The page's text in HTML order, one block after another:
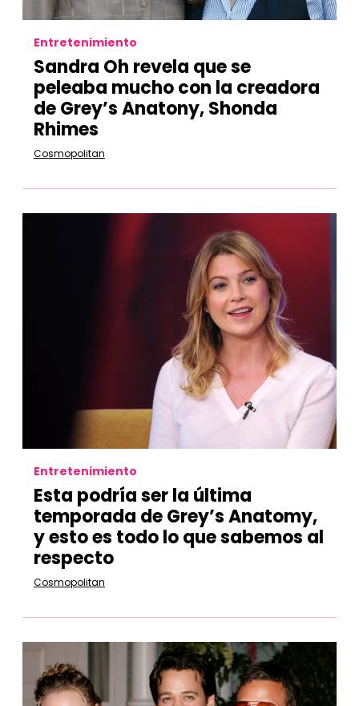
Entretenimiento
Sandra Oh revela que se
peleaba mucho con la creadora
de Grey’s Anatony, Shonda
Rhimes
Cosmopolitan
Entretenimiento
Esta podría ser la última
temporada de Grey’s Anatomy,
y esto es todo lo que sabemos al
respecto
Cosmopolitan